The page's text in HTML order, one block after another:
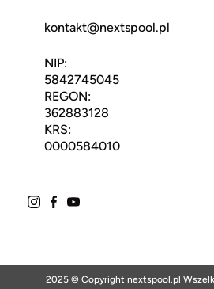
kontakt@nextspool.pl
NIP:
5842745045
REGON:
362883128
KRS:
0000584010